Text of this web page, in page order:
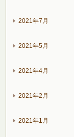
2021年7月
2021年5月
2021年4月
2021年2月
2021年1月